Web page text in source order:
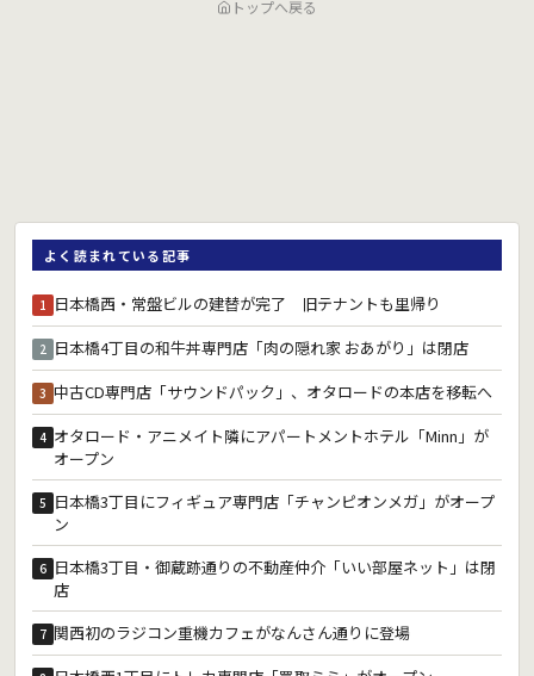
トップへ戻る
よく読まれている記事
1 日本橋西・常盤ビルの建替が完了 旧テナントも里帰り
2 日本橋4丁目の和牛丼専門店「肉の隠れ家 おあがり」は閉店
3 中古CD専門店「サウンドパック」、オタロードの本店を移転へ
4 オタロード・アニメイト隣にアパートメントホテル「Minn」が
オープン
5 日本橋3丁目にフィギュア専門店「チャンピオンメガ」がオープ
ン
6 日本橋3丁目・御蔵跡通りの不動産仲介「いい部屋ネット」は閉
店
7 関西初のラジコン重機カフェがなんさん通りに登場